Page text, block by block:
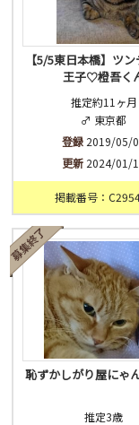
【5/5東日本橋】ツ
王子♡橙吾く
推定約11ヶ月
♂ 東京都
登録 2019/05/
更新 2024/01/
掲載番号：
恥ずかしがり屋にゃ
推定3歳